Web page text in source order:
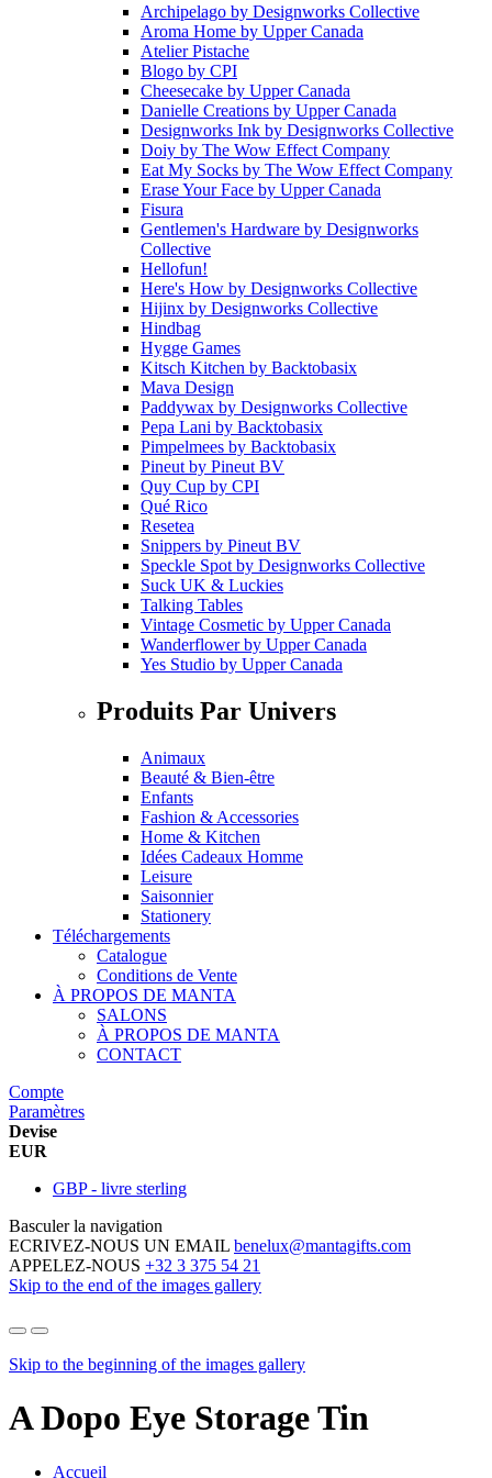
Archipelago by Designworks Collective
Aroma Home by Upper Canada
Atelier Pistache
Blogo by CPI
Cheesecake by Upper Canada
Danielle Creations by Upper Canada
Designworks Ink by Designworks Collective
Doiy by The Wow Effect Company
Eat My Socks by The Wow Effect Company
Erase Your Face by Upper Canada
Fisura
Gentlemen's Hardware by Designworks
Collective
Hellofun!
Here's How by Designworks Collective
Hijinx by Designworks Collective
Hindbag
Hygge Games
Kitsch Kitchen by Backtobasix
Mava Design
Paddywax by Designworks Collective
Pepa Lani by Backtobasix
Pimpelmees by Backtobasix
Pineut by Pineut BV
Quy Cup by CPI
Qué Rico
Resetea
Snippers by Pineut BV
Speckle Spot by Designworks Collective
Suck UK & Luckies
Talking Tables
Vintage Cosmetic by Upper Canada
Wanderflowerby Upper Canada
Yes Studio by Upper Canada
Produits Par Univers
Animaux
Beauté & Bien-être
Enfants
Fashion & Accessories
Home & Kitchen
Idées Cadeaux Homme
Leisure
Saisonnier
Stationery
Téléchargements
Catalogue
Conditions de Vente
À PROPOS DE MANTA
SALONS
À PROPOS DE MANTA
CONTACT
Compte
Paramètres
Devise
EUR
GBP - livre sterling
Basculer la navigation
ECRIVEZ-NOUS UN EMAIL benelux@mantagifts.com
APPELEZ-NOUS +32 3 375 54 21
Skip to the end of the images gallery
Skip to the beginning of the images gallery
A Dopo Eye Storage Tin
Accueil